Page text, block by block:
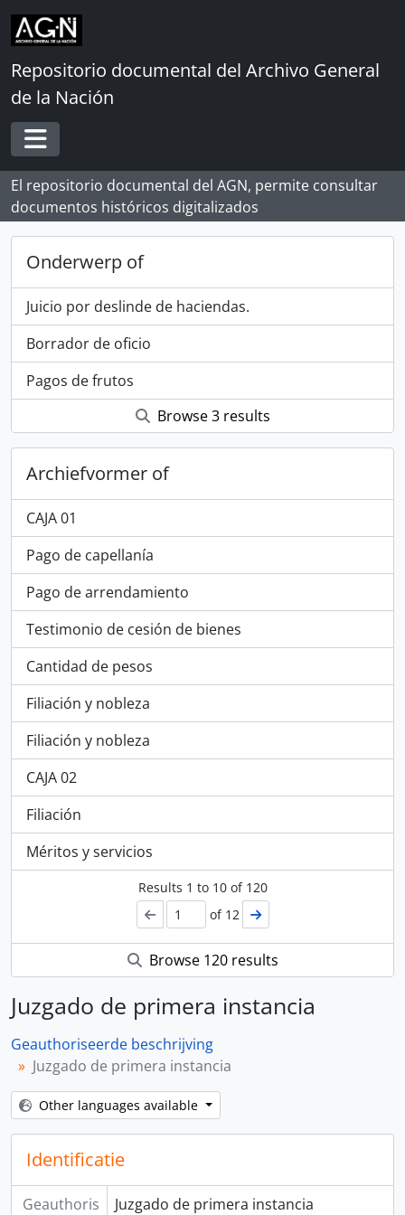
Skip to main content
Repositorio documental del Archivo General
de la Nación
Toggle navigation
El repositorio documental del AGN, permite consultar
documentos históricos digitalizados
Onderwerp of
Juicio por deslinde de haciendas.
Borrador de oficio
Pagos de frutos
Browse 3 results
Archiefvormer of
CAJA 01
Pago de capellanía
Pago de arrendamiento
Testimonio de cesión de bienes
Cantidad de pesos
Filiación y nobleza
Filiación y nobleza
CAJA 02
Filiación
Méritos y servicios
Results 1 to 10of 120
of 12
Browse 120 results
Juzgado de primera instancia
Geauthoriseerde beschrijving
Juzgado de primera instancia
Other languages available
Identificatie
Geauthoris Juzgado de primera instancia